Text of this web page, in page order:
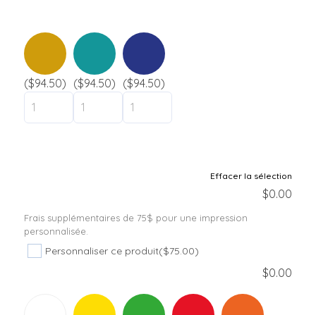
Hôtel / Auberge
Établissement scolaire
liquidation
($94.50) ($94.50) ($94.50)
Effacer la sélection
$0.00
Frais supplémentaires de 75$ pour une impression
personnalisée.
Personnaliser ce produit($75.00)
$0.00